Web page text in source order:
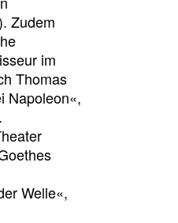
Zudem
im
Thomas
Napoleon«,
Welle«,